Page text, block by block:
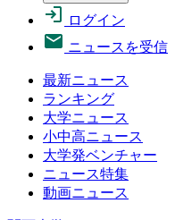
ログイン
ニュースを受信
最新ニュース
ランキング
大学ニュース
小中高ニュース
大学発ベンチャー
ニュース特集
動画ニュース